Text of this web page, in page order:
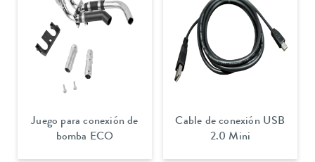
Juego para conexión de
bomba ECO
Cable de conexión USB
2.0 Mini